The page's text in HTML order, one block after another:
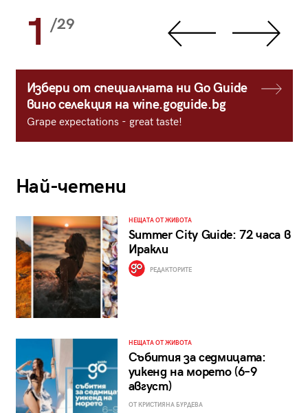
1 /29
Избери от специалната ни Go Guide
вино селекция на wine.goguide.bg
Grape expectations - great taste!
Най-четени
НЕЩАТА ОТ ЖИВОТА
Summer City Guide: 72 часа в
Иракли
РЕДАКТОРИТЕ
НЕЩАТА ОТ ЖИВОТА
Събития за седмицата:
уикенд на морето (6–9
август)
ОТ КРИСТИЯНА БУРДЕВА